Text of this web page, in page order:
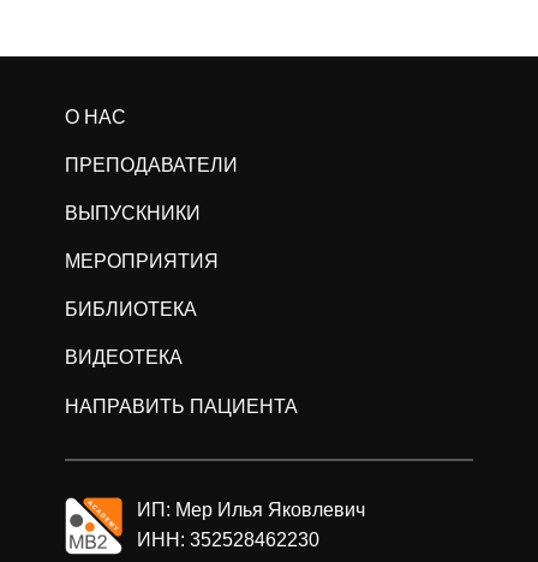
О НАС
ПРЕПОДАВАТЕЛИ
МЕРОПРИЯТИЯ
ВИДЕОТЕКА
БИБЛИОТЕКА
НАПРАВИТЬ ПАЦИЕНТА
ИП: Мер Илья Яковлевич
ИНН: 352528462230
ВЫПУСКНИКИ